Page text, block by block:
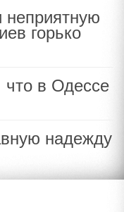
горько
что в Одессе
надежду